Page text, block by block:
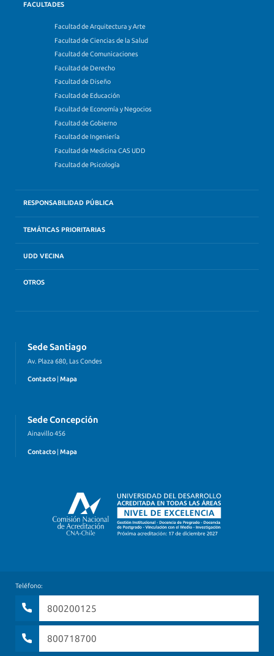
FACULTADES
Facultad de Arquitectura y Arte
Facultad de Ciencias de la Salud
Facultad de Comunicaciones
Facultad de Derecho
Facultad de Diseño
Facultad de Educación
Facultad de Economía y Negocios
Facultad de Gobierno
Facultad de Ingeniería
Facultad de Medicina CAS UDD
Facultad de Psicología
RESPONSABILIDAD PÚBLICA
TEMÁTICAS PRIORITARIAS
UDD VECINA
OTROS
Sede Santiago
Av. Plaza 680, Las Condes
Contacto | Mapa
Sede Concepción
Ainavillo 456
Contacto | Mapa
Teléfono:
800200125
800718700